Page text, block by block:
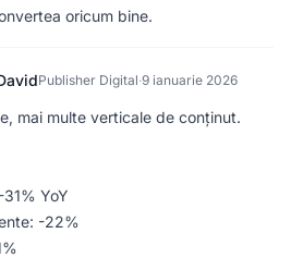
oricum bine.
Publisher Digital·9 ianuarie 2026
mai multe verticale de conținut.
YoY
-22%